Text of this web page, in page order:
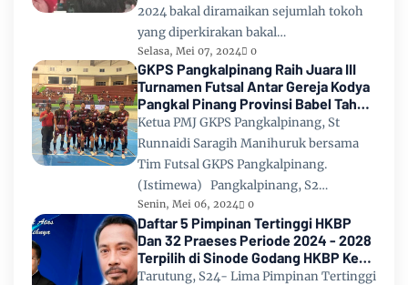
2024 bakal diramaikan sejumlah tokoh
yang diperkirakan bakal…
Selasa, Mei 07, 2024 0
GKPS Pangkalpinang Raih Juara III
Turnamen Futsal Antar Gereja Kodya
Pangkal Pinang Provinsi Babel Tahun
2024
Ketua PMJ GKPS Pangkalpinang, St
Runnaidi Saragih Manihuruk bersama
Tim Futsal GKPS Pangkalpinang.
(Istimewa) Pangkalpinang, S2…
Senin, Mei 06, 2024 0
Daftar 5 Pimpinan Tertinggi HKBP
Dan 32 Praeses Periode 2024 - 2028
Terpilih di Sinode Godang HKBP Ke
67 Tahun 2024
Tarutung, S24- Lima Pimpinan Tertinggi